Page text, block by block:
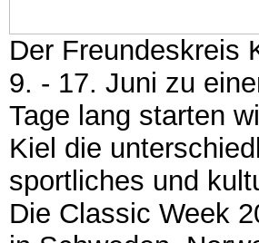
Der Freundeskreis
9. - 17. Juni zu
Tage lang starten
Kiel die
sportliches und
Die Classic Week